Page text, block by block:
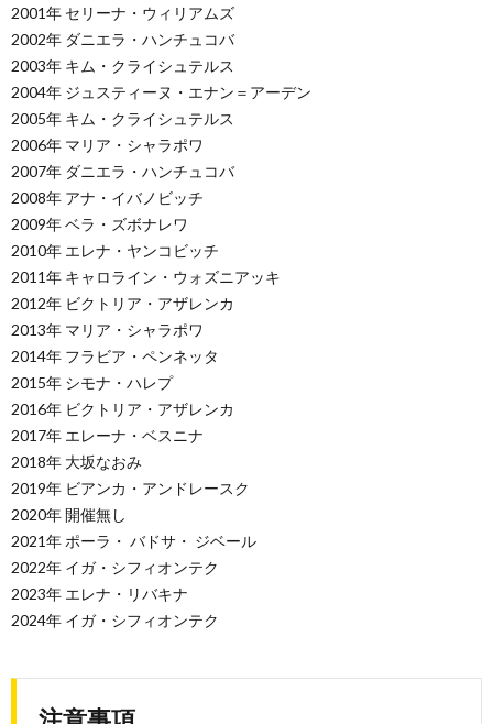
2001年 セリーナ・ウィリアムズ
2002年 ダニエラ・ハンチュコバ
2003年 キム・クライシュテルス
2004年 ジュスティーヌ・エナン＝アーデン
2005年 キム・クライシュテルス
2006年 マリア・シャラポワ
2007年 ダニエラ・ハンチュコバ
2008年 アナ・イバノビッチ
2009年 ベラ・ズボナレワ
2010年 エレナ・ヤンコビッチ
2011年 キャロライン・ウォズニアッキ
2012年 ビクトリア・アザレンカ
2013年 マリア・シャラポワ
2014年 フラビア・ペンネッタ
2015年 シモナ・ハレプ
2016年 ビクトリア・アザレンカ
2017年 エレーナ・ベスニナ
2018年 大坂なおみ
2019年 ビアンカ・アンドレースク
2020年 開催無し
2021年 ポーラ・ バドサ・ ジベール
2022年 イガ・シフィオンテク
2023年 エレナ・リバキナ
2024年 イガ・シフィオンテク